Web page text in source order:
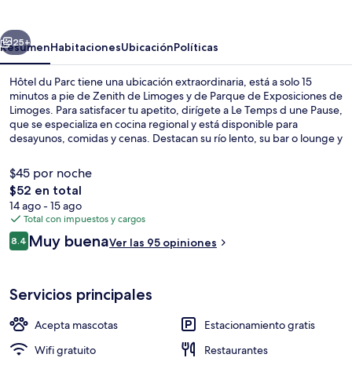
Siguiente
25+
ResumenHabitacionesUbicaciónPolíticas
Hôtel du Parc tiene una ubicación extraordinaria, está a solo 15
minutos a pie de Zenith de Limoges y de Parque de Exposiciones de
Limoges. Para satisfacer tu apetito, dirígete a Le Temps d une Pause,
que se especializa en cocina regional y está disponible para
desayunos, comidas y cenas. Destacan su río lento, su bar o lounge y
$45 por noche
El
precio
total
es
de
$52 en total
14 ago - 15 ago
Total con impuestos y cargos
Opiniones
8.48.4 de 10,
Muy buenaVer las 95 opiniones
Servicios principales
Acepta mascotas
Estacionamiento gratis
Wifi gratuito
Restaurantes